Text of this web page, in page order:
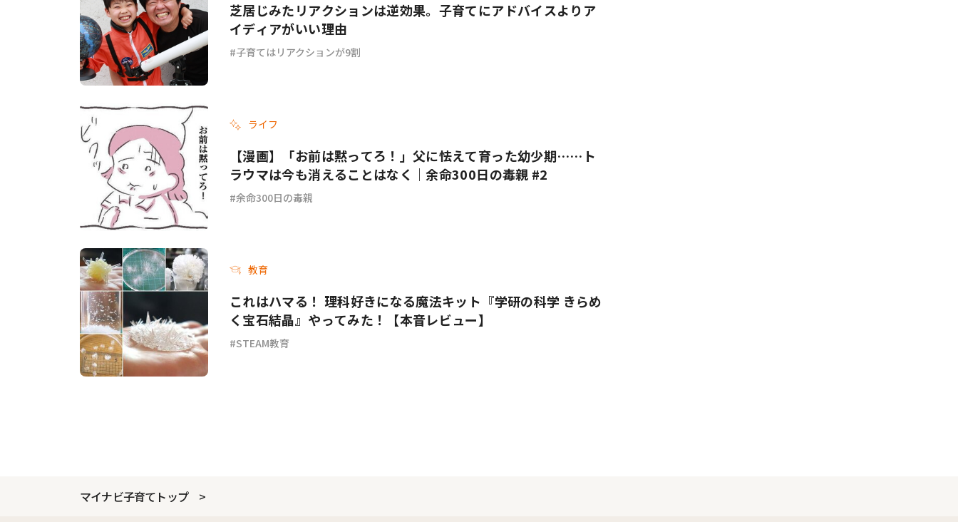
芝居じみたリアクションは逆効果。子育てにアドバイスよりア
イディアがいい理由
子育てはリアクションが9割
ライフ
【漫画】「お前は黙ってろ！」父に怯えて育った幼少期……ト
ラウマは今も消えることはなく｜余命300日の毒親 #2
余命300日の毒親
教育
これはハマる！ 理科好きになる魔法キット『学研の科学 きらめ
く宝石結晶』やってみた！【本音レビュー】
STEAM教育
マイナビ子育てトップ